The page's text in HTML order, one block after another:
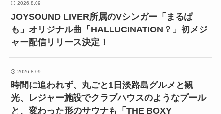
2026.8.09
JOYSOUND LIVER所属のVシンガー「まるぱ
も」オリジナル曲「HALLUCINATION？」初メジ
ャー配信リリース決定！
2026.8.09
時間に追われず、丸ごと1日淡路島グルメと観
光、レジャー施設でクラブハウスのようなプール
と、変わった形のサウナも「THE BOXY